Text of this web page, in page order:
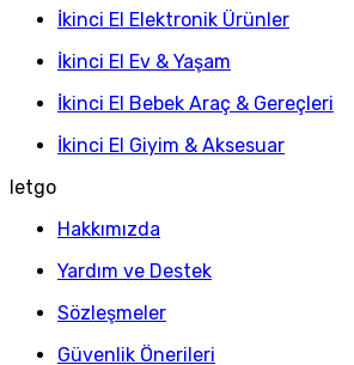
İkinci El Elektronik Ürünler
İkinci El Ev & Yaşam
İkinci El Bebek Araç & Gereçleri
İkinci El Giyim & Aksesuar
letgo
Hakkımızda
Yardım ve Destek
Sözleşmeler
Güvenlik Önerileri